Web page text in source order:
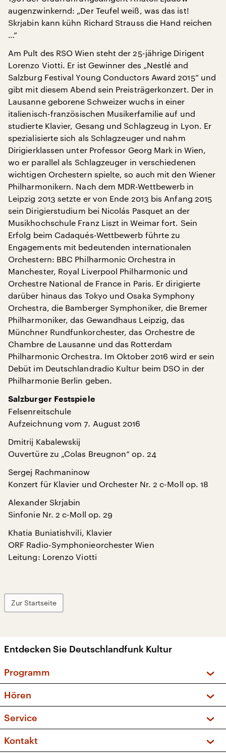
augenzwinkernd: „Der Teufel weiß, was das ist!
Skrjabin kann kühn Richard Strauss die Hand reichen
…“
Am Pult des RSO Wien steht der 25-jährige Dirigent
Lorenzo Viotti. Er ist Gewinner des „Nestlé and
Salzburg Festival Young Conductors Award 2015” und
gibt mit diesem Abend sein Preisträgerkonzert. Der in
Lausanne geborene Schweizer wuchs in einer
italienisch-französischen Musikerfamilie auf und
studierte Klavier, Gesang und Schlagzeug in Lyon. Er
spezialisierte sich als Schlagzeuger und nahm
Dirigierklassen unter Professor Georg Mark in Wien,
wo er parallel als Schlagzeuger in verschiedenen
wichtigen Orchestern spielte, so auch mit den Wiener
Philharmonikern. Nach dem MDR-Wettbewerb in
Leipzig 2013 setzte er von Ende 2013 bis Anfang 2015
sein Dirigierstudium bei Nicolás Pasquet an der
Musikhochschule Franz Liszt in Weimar fort. Sein
Erfolg beim Cadaqués-Wettbewerb führte zu
Engagements mit bedeutenden internationalen
Orchestern: BBC Philharmonic Orchestra in
Manchester, Royal Liverpool Philharmonic und
Orchestre National de France in Paris. Er dirigierte
darüber hinaus das Tokyo und Osaka Symphony
Orchestra, die Bamberger Symphoniker, die Bremer
Philharmoniker, das Gewandhaus Leipzig, das
Münchner Rundfunkorchester, das Orchestre de
Chambre de Lausanne und das Rotterdam
Philharmonic Orchestra. Im Oktober 2016 wird er sein
Debüt im Deutschlandradio Kultur beim DSO in der
Philharmonie Berlin geben.
Salzburger Festspiele
Felsenreitschule
Aufzeichnung vom 7. August 2016
Dmitrij Kabalewskij
Ouvertüre zu „Colas Breugnon“ op. 24
Sergej Rachmaninow
Konzert für Klavier und Orchester Nr. 2 c-Moll op. 18
Alexander Skrjabin
Sinfonie Nr. 2 c-Moll op. 29
Khatia Buniatishvili, Klavier
ORF Radio-Symphonieorchester Wien
Leitung: Lorenzo Viotti
Zur Startseite
Entdecken Sie Deutschlandfunk Kultur
Programm
Sendungen und Podcasts
Musikliste
Kakadu – Das Kinderprogramm
Hören
Frequenzen (UKW + DAB+)
Service
FAQ
Kontakt